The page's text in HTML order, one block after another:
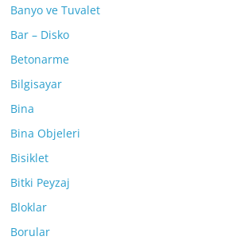
Banyo ve Tuvalet
Bar – Disko
Betonarme
Bilgisayar
Bina
Bina Objeleri
Bisiklet
Bitki Peyzaj
Bloklar
Borular